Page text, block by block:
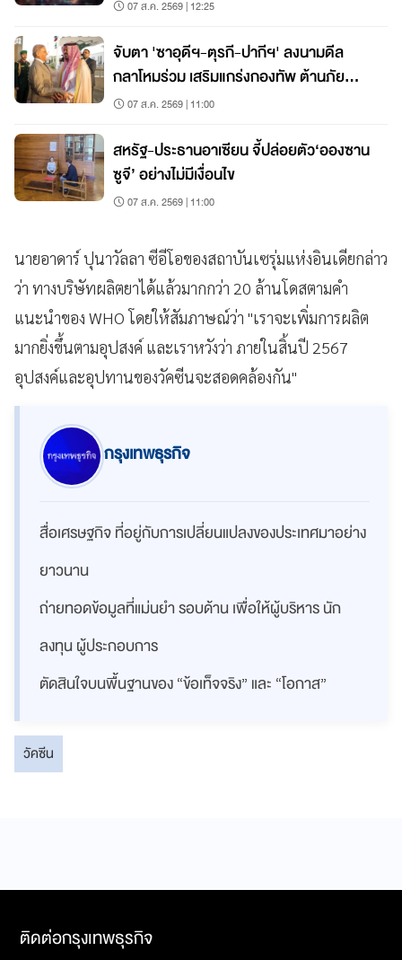
07 ส.ค. 2569 | 12:25
จับตา 'ซาอุดีฯ-ตุรกี-ปากีฯ' ลงนามดีล
กลาโหมร่วม เสริมแกร่งกองทัพ ต้านภัย
คุกคาม
07 ส.ค. 2569 | 11:00
สหรัฐ-ประธานอาเซียน จี้ปล่อยตัว‘อองซาน
ซูจี’ อย่างไม่มีเงื่อนไข
07 ส.ค. 2569 | 11:00
นายอาดาร์ ปุนาวัลลา ซีอีโอของสถาบันเซรุ่มแห่งอินเดียกล่าว
ว่า ทางบริษัทผลิตยาได้แล้วมากกว่า 20 ล้านโดสตามคำ
แนะนำของ WHO โดยให้สัมภาษณ์ว่า "เราจะเพิ่มการผลิต
มากยิ่งขึ้นตามอุปสงค์ และเราหวังว่า ภายในสิ้นปี 2567
อุปสงค์และอุปทานของวัคซีนจะสอดคล้องกัน"
กรุงเทพธุรกิจ
สื่อเศรษฐกิจ ที่อยู่กับการเปลี่ยนแปลงของประเทศมาอย่าง
ยาวนาน
ถ่ายทอดข้อมูลที่แม่นยำ รอบด้าน เพื่อให้ผู้บริหาร นัก
ลงทุน ผู้ประกอบการ
ตัดสินใจบนพื้นฐานของ “ข้อเท็จจริง” และ “โอกาส”
วัคซีน
ติดต่อกรุงเทพธุรกิจ